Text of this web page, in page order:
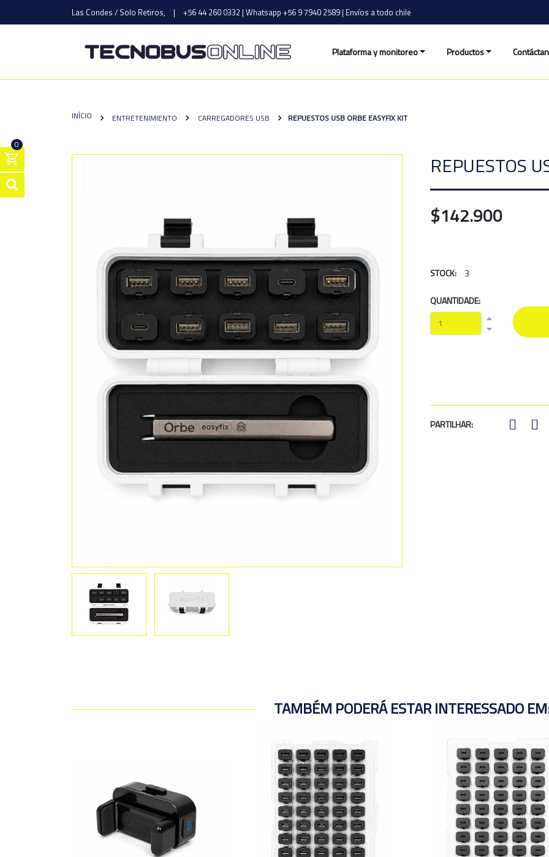
Las Condes / Solo Retiros, | +56 44 260 0332 | Whatsapp +56 9 7940 2589 | Envíos a todo chile
Plataforma y monitoreo Productos
0
INÍCIO ENTRETENIMIENTO CARREGADORES USB REPUESTOS USB ORBE EASYFIX KIT
Previous
REPUESTOS
$142.900
STOCK: 3
QUANTIDADE:
PARTILHAR:
TAMBÉM PODERÁ ESTAR INTERESSADO